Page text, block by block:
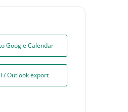
Google Calendar
/ Outlook export